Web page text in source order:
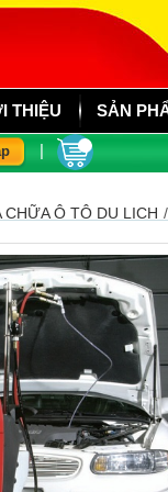
THIỆU SẢN
CHỮA Ô TÔ DU LỊCH /